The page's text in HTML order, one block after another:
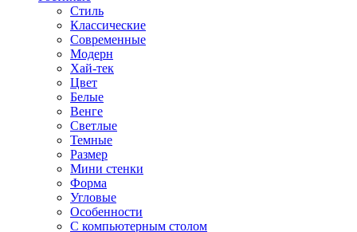
Стиль
Классические
Современные
Модерн
Хай-тек
Цвет
Белые
Венге
Светлые
Темные
Размер
Мини стенки
Форма
Угловые
Особенности
С компьютерным столом